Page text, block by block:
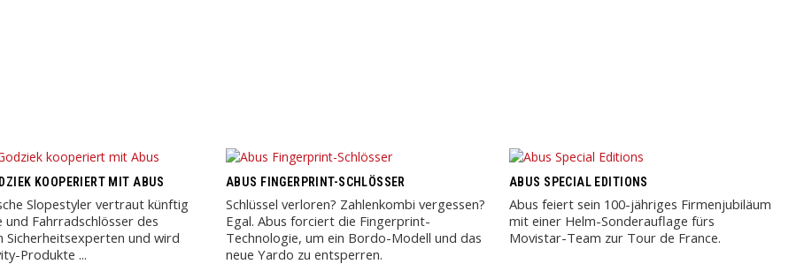
KOOPERIERT MIT ABUS
Slopestyler vertraut künftig
und Fahrradschlösser des
Sicherheitsexperten und wird
Produkte ...
ABUS FINGERPRINT-SCHLÖSSER
Schlüssel verloren? Zahlenkombi vergessen?
Egal. Abus forciert die Fingerprint-
Technologie, um ein Bordo-Modell und das
neue Yardo zu entsperren.
ABUS SPECIAL EDITIONS
Abus feiert sein 100-jähriges Firmenjubiläum
mit einer Helm-Sonderauflage fürs
Movistar-Team zur Tour de France.